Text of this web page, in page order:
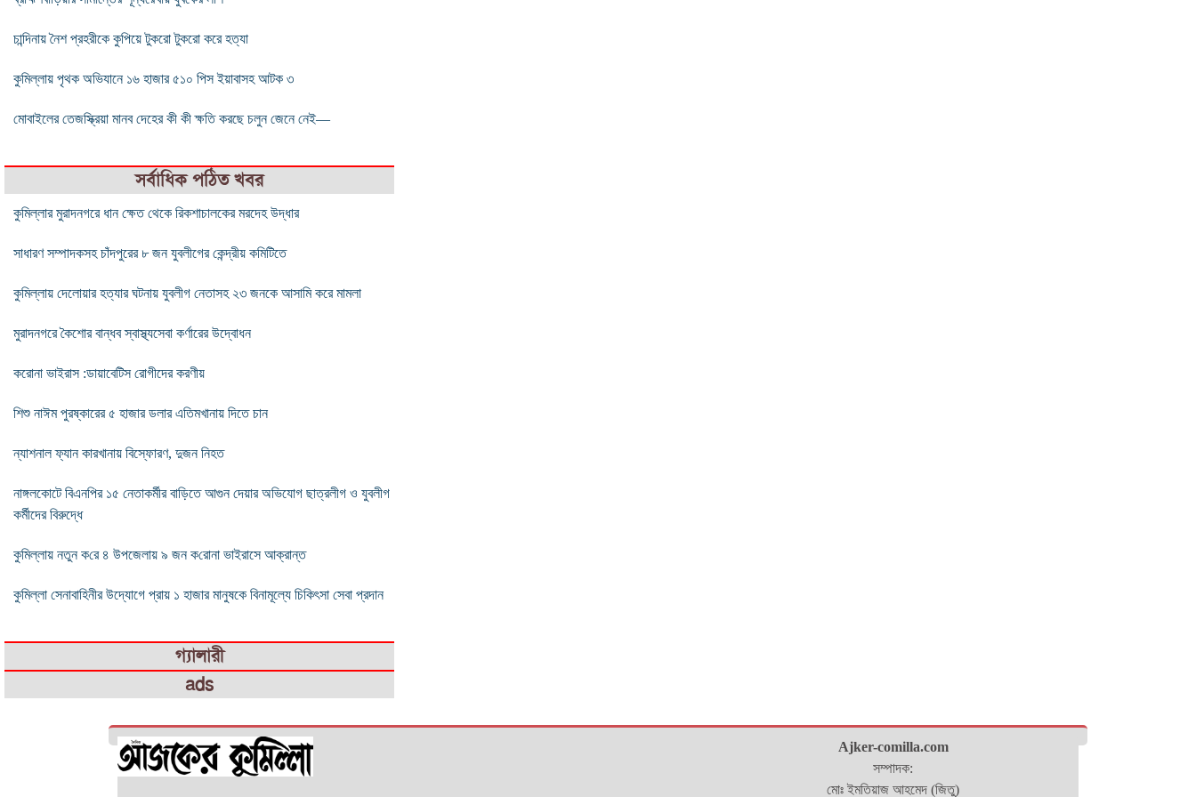
চান্দিনায় নৈশ প্রহরীকে কুপিয়ে টুকরো টুকরো করে হত্যা
কুমিল্লায় পৃথক অভিযানে ১৬ হাজার ৫১০ পিস ইয়াবাসহ আটক ৩
মোবাইলের তেজস্ক্রিয়া মানব দেহের কী কী ক্ষতি করছে চলুন জেনে নেই—
সর্বাধিক পঠিত খবর
কুমিল্লার মুরাদনগরে ধান ক্ষেত থেকে রিকশাচালকের মরদেহ উদ্ধার
সাধারণ সম্পাদকসহ চাঁদপুরের ৮ জন যুবলীগের কেন্দ্রীয় কমিটিতে
কুমিল্লায় দেলোয়ার হত্যার ঘটনায় যুবলীগ নেতাসহ ২৩ জনকে আসামি করে মামলা
মুরাদনগরে কৈশোর বান্ধব স্বাস্থ্যসেবা কর্ণারের উদ্বোধন
করোনা ভাইরাস :ডায়াবেটিস রোগীদের করণীয়
শিশু নাঈম পুরষ্কারের ৫ হাজার ডলার এতিমখানায় দিতে চান
ন্যাশনাল ফ্যান কারখানায় বিস্ফোরণ, দুজন নিহত
নাঙ্গলকোটে বিএনপির ১৫ নেতাকর্মীর বাড়িতে আগুন দেয়ার অভিযোগ ছাত্রলীগ ও যুবলীগ
কর্মীদের বিরুদ্ধে
কুমিল্লায় নতুন ক‌রে ৪ উপজেলায় ৯ জন ক‌রোনা ভাইরাসে আক্রান্ত
কুমিল্লা সেনাবাহিনীর উদ্যোগে প্রায় ১ হাজার মানুষকে বিনামূল্যে চিকিৎসা সেবা প্রদান
গ্যালারী
ads
Ajker-comilla.com
সম্পাদক:
মোঃ ইমতিয়াজ আহমেদ (জিতু)